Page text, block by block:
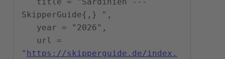
SkipperGuide{,} ",
" https://skipperguide.de/index.